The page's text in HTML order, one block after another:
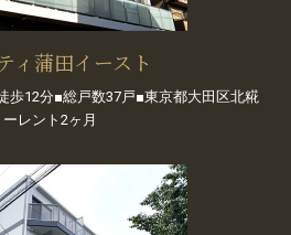
ィ蒲田イースト
歩12分■総戸数37戸■東京都大田区北糀
レント2ヶ月